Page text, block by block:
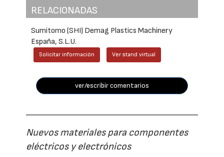
RELACIONADAS
Sumitomo (SHI) Demag Plastics Machinery
España, S.L.U.
Solicitar información Ver stand virtual
ver/escribir comentarios
Nuevos materiales para componentes
eléctricos y electrónicos